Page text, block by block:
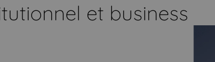
et business